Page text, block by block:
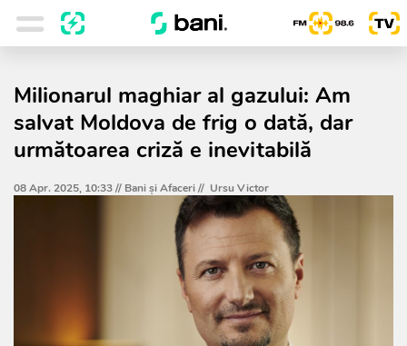
Milionarul maghiar al gazului: Am
salvat Moldova de frig o dată, dar
următoarea criză e inevitabilă
08 Apr. 2025, 10:33 // Bani și Afaceri// Ursu Victor